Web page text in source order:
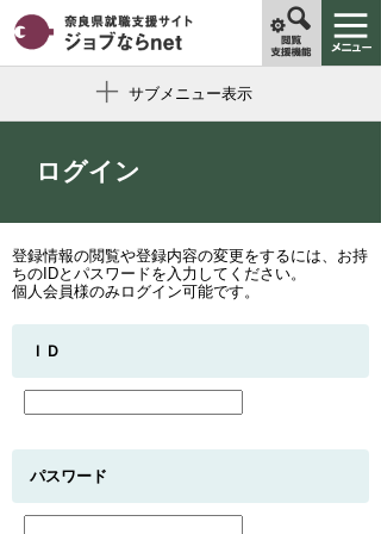
サブメニュー表示
ログイン
登録情報の閲覧や登録内容の変更をするには、お持
ちのIDとパスワードを入力してください。
個人会員様のみログイン可能です。
ＩＤ
パスワード